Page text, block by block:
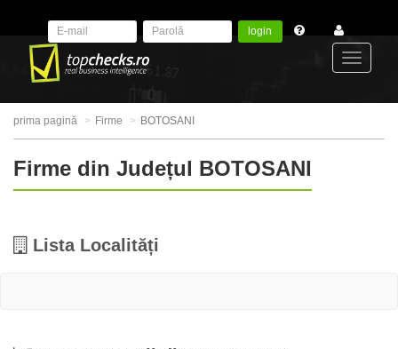
login
prima pagină Firme BOTOSANI
Firme din Județul BOTOSANI
Lista Localități